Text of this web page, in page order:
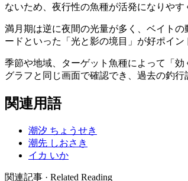
ないため、夜行性の魚種が活発になりや
満月期は逆に夜間の光量が多く、ベイト
ードといった「光と影の境目」が好ポイン
季節や地域、ターゲット魚種によって「
グラフと同じ画面で確認でき、過去の釣
関連用語
潮汐 ちょうせき
潮先 しおさき
イカ いか
関連記事 · Related Reading